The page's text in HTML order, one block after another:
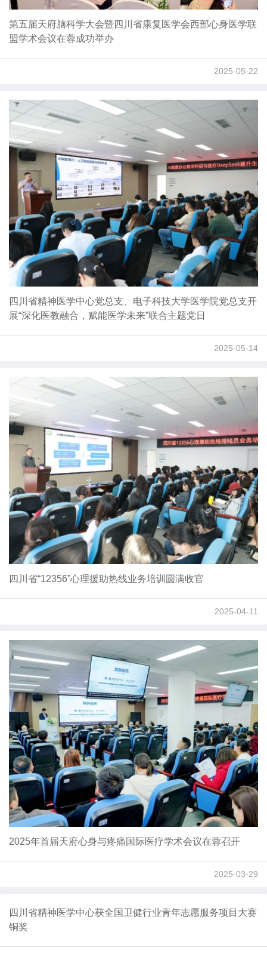
第五届天府脑科学大会暨四川省康复医学会西部心身医学联
盟学术会议在蓉成功举办
2025-05-22
四川省精神医学中心党总支、电子科技大学医学院党总支开
展“深化医教融合，赋能医学未来”联合主题党日
2025-05-14
四川省“12356”心理援助热线业务培训圆满收官
2025-04-11
2025年首届天府心身与疼痛国际医疗学术会议在蓉召开
2025-03-29
四川省精神医学中心获全国卫健行业青年志愿服务项目大赛
铜奖